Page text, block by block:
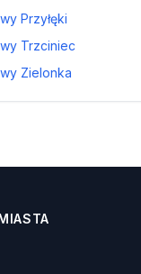
Przyłęki
Trzciniec
Zielonka